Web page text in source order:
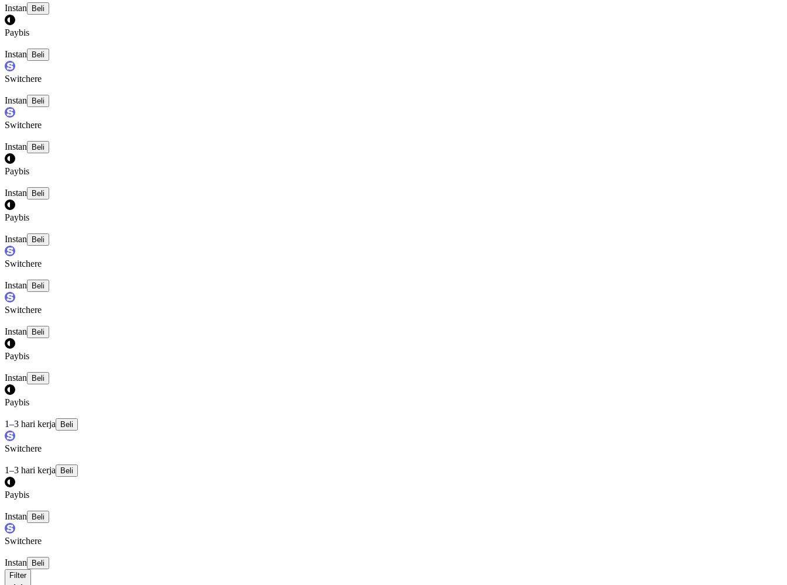
Instan Beli
Paybis
Instan Beli
Switchere
Instan Beli
Switchere
Instan Beli
Paybis
Instan Beli
Paybis
Instan Beli
Switchere
Instan Beli
Switchere
Instan Beli
Paybis
Instan Beli
Paybis
1–3 hari kerja Beli
Switchere
1–3 hari kerja Beli
Paybis
Instan Beli
Switchere
Instan
Beli
Filter